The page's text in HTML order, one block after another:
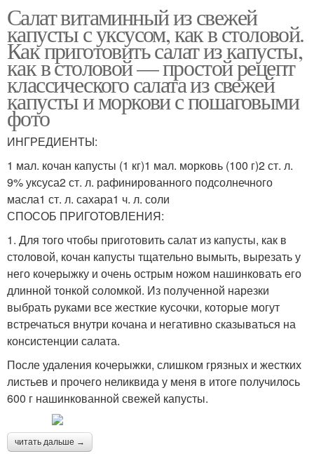
Салат витаминный из свежей
капусты с уксусом, как в столовой.
Как приготовить салат из капусты,
как в столовой — простой рецепт
классического салата из свежей
капусты и моркови с пошаговыми
фото
ИНГРЕДИЕНТЫ:
1 мал. кочан капусты (1 кг)1 мал. морковь (100 г)2 ст. л.
9% уксуса2 ст. л. рафинированного подсолнечного
масла1 ст. л. сахара1 ч. л. соли
СПОСОБ ПРИГОТОВЛЕНИЯ:
1. Для того чтобы приготовить салат из капусты, как в
столовой, кочан капусты тщательно вымыть, вырезать у
него кочерыжку и очень острым ножом нашинковать его
длинной тонкой соломкой. Из полученной нарезки
выбрать руками все жесткие кусочки, которые могут
встречаться внутри кочана и негативно сказываться на
консистенции салата.
После удаления кочерыжки, слишком грязных и жестких
листьев и прочего неликвида у меня в итоге получилось
600 г нашинкованной свежей капусты.
читать дальше →